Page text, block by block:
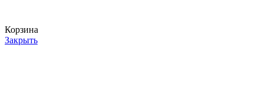
Корзина
Закрыть